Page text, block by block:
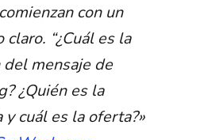
con un
“¿Cuál es la
mensaje de
¿Quién es la
y cuál es la oferta?»